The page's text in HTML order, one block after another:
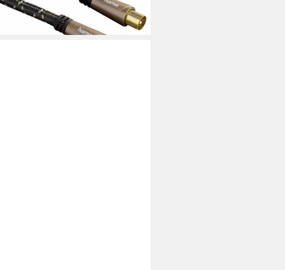
-56%
lieferbar - in 2-3 Werktagen bei dir